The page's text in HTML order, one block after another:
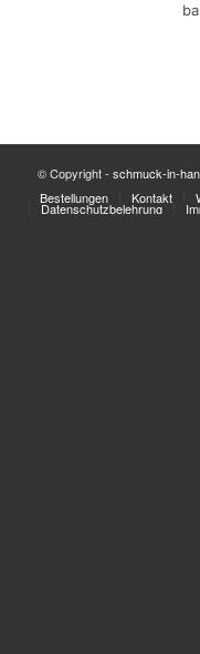
© Copyright - schmuck-in-
Bestellungen
Kontakt
Datenschutzbelehrung